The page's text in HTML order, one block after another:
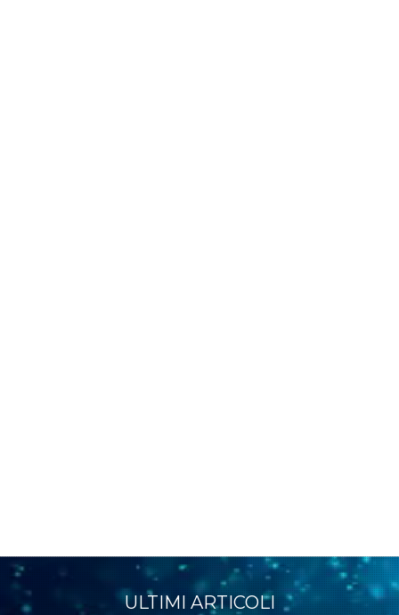
ULTIMI ARTICOLI